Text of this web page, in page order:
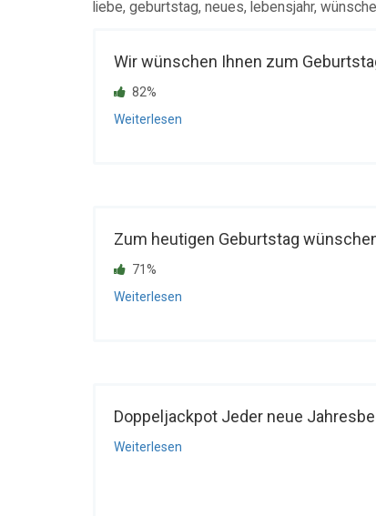
liebe, geburtstag, neues, lebensjahr,
Wir wünschen Ihnen zum
82%
Weiterlesen
Zum heutigen Geburtstag
71%
Weiterlesen
Doppeljackpot Jeder neue
Weiterlesen